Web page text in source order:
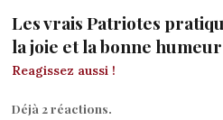
Les vrais Patriotes
la joie et la bonne
Reagissez aussi !
Déjà 2 réactions.